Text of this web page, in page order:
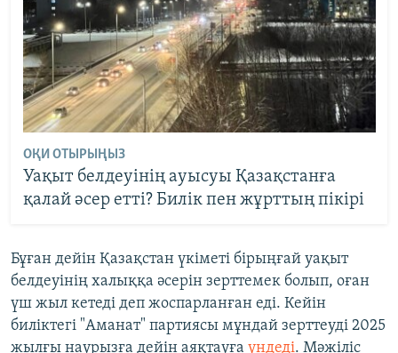
ОҚИ ОТЫРЫҢЫЗ
Уақыт белдеуінің ауысуы Қазақстанға
қалай әсер етті? Билік пен жұрттың пікірі
Бұған дейін Қазақстан үкіметі бірыңғай уақыт
белдеуінің халыққа әсерін зерттемек болып, оған
үш жыл кетеді деп жоспарланған еді. Кейін
биліктегі "Аманат" партиясы мұндай зерттеуді 2025
жылғы наурызға дейін аяқтауға үндеді. Мәжіліс